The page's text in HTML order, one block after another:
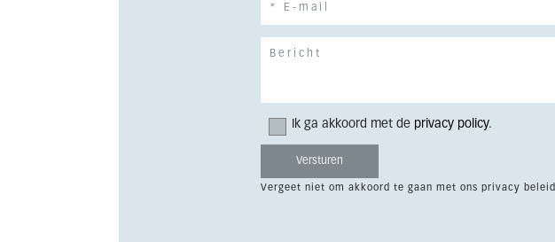
Ik ga akkoord met de privacy policy.
Vergeet niet om akkoord te gaan met ons privacy beleid